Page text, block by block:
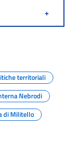
+
territoriali
Nebrodi
di Militello